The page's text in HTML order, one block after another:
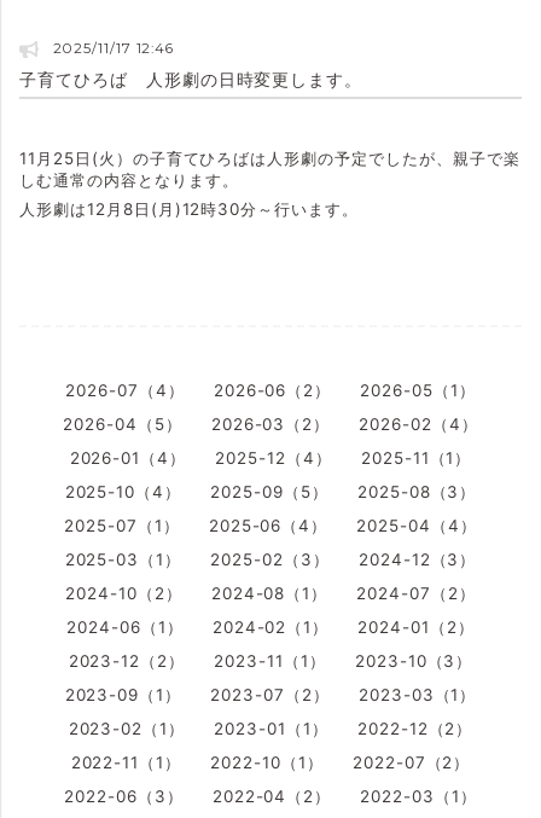
2025/11/17 12:46
子育てひろば 人形劇の日時変更します。
11月25日(火）の子育てひろばは人形劇の予定でしたが、親子で楽
しむ通常の内容となります。
人形劇は12月8日(月)12時30分～行います。
2026-07（4） 2026-06（2）
2026-05（1）
2026-04（5）
2026-03（2）
2026-02（4）
2026-01（4）
2025-12（4）
2025-11（1）
2025-10（4）
2025-09（5）
2025-08（3）
2025-07（1）
2025-06（4）
2025-04（4）
2025-03（1）
2025-02（3）
2024-12（3）
2024-10（2）
2024-08（1）
2024-07（2）
2024-06（1）
2024-02（1）
2024-01（2）
2023-12（2）
2023-11（1）
2023-10（3）
2023-09（1）
2023-07（2）
2023-03（1）
2023-02（1）
2023-01（1）
2022-12（2）
2022-11（1）
2022-10（1）
2022-07（2）
2022-06（3）
2022-04（2）
2022-03（1）